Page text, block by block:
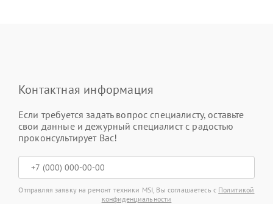
Контактная информация
Если требуется задать вопрос специалисту, оставьте
свои данные и дежурный специалист с радостью
проконсультирует Вас!
Отправляя заявку на ремонт техники MSI, Вы соглашаетесь с Политикой
конфиденциальности